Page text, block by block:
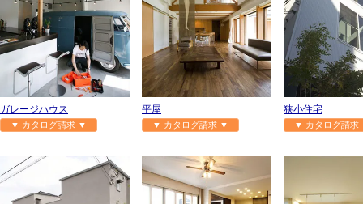
ガレージハウス
▼ カタログ請求 ▼
平屋
▼ カタログ請求 ▼
狭小住宅
▼ カタログ請